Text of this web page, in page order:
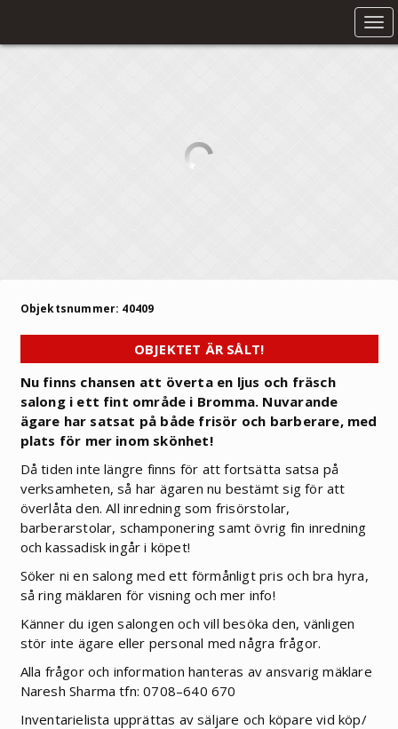
Objektsnummer: 40409
OBJEKTET ÄR SÅLT!
Nu finns chansen att överta en ljus och fräsch
salong i ett fint område i Bromma. Nuvarande
ägare har satsat på både frisör och barberare, med
plats för mer inom skönhet!
Då tiden inte längre finns för att fortsätta satsa på
verksamheten, så har ägaren nu bestämt sig för att
överlåta den. All inredning som frisörstolar,
barberarstolar, schamponering samt övrig fin inredning
och kassadisk ingår i köpet!
Söker ni en salong med ett förmånligt pris och bra hyra,
så ring mäklaren för visning och mer info!
Känner du igen salongen och vill besöka den, vänligen
stör inte ägare eller personal med några frågor.
Alla frågor och information hanteras av ansvarig mäklare
Naresh Sharma tfn: 0708–640 670
Inventarielista upprättas av säljare och köpare vid köp/